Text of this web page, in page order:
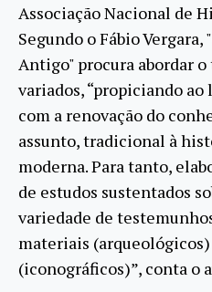
Associação Nacional de
Segundo o Fábio
Antigo" procura abordar o
variados, “propiciando
com a renovação do
assunto, tradicional à
moderna. Para tanto,
de estudos sustentados
variedade de
materiais
(iconográficos)”, conta o